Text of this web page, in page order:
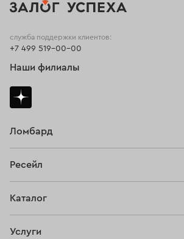
Ломбард
Тарифы
Ресейл
Купить
Каталог
Услуги
служба поддержки клиентов:
+7 499 519-00-00
Наши филиалы